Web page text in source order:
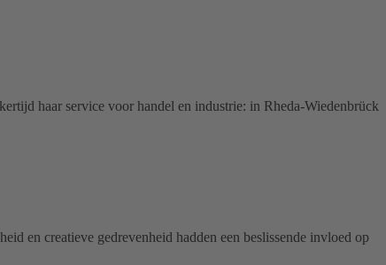
haar service voor handel en industrie: in Rheda-Wiedenbrück
en creatieve gedrevenheid hadden een beslissende invloed op